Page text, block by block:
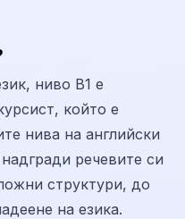
ниво В1 е
който е
нива на английски
речевите си
структури, до
на езика.